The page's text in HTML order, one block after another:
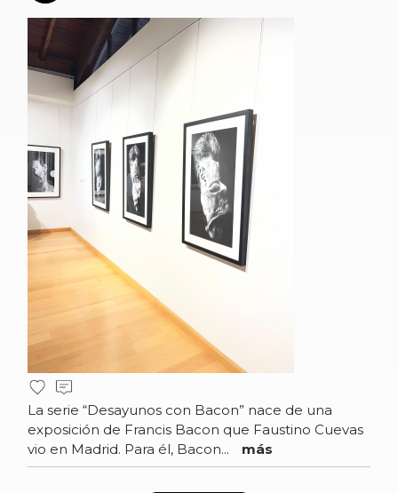
La serie “Desayunos con Bacon” nace de una
exposición de Francis Bacon que Faustino Cuevas
vio en Madrid. Para él, Bacon...
más